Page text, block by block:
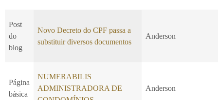
Post
do
blog
Novo Decreto do CPF passa a
substituir diversos documentos
Anderson
Página
básica
NUMERABILIS
ADMINISTRADORA DE
Anderson